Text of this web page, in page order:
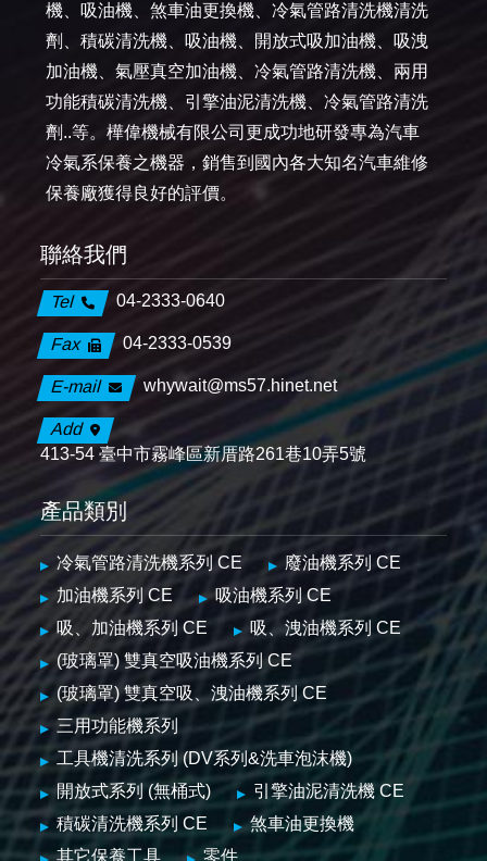
機、吸油機、煞車油更換機、冷氣管路清洗機清洗
劑、積碳清洗機、吸油機、開放式吸加油機、吸洩
加油機、氣壓真空加油機、冷氣管路清洗機、兩用
功能積碳清洗機、引擎油泥清洗機、冷氣管路清洗
劑..等。樺偉機械有限公司更成功地研發專為汽車
冷氣系保養之機器，銷售到國內各大知名汽車維修
保養廠獲得良好的評價。
聯絡我們
Tel 04-2333-0640
Fax 04-2333-0539
E-mail whywait@ms57.hinet.net
Add
413-54 臺中市霧峰區新厝路261巷10弄5號
產品類別
冷氣管路清洗機系列 CE
廢油機系列 CE
加油機系列 CE
吸油機系列 CE
吸、加油機系列 CE
吸、洩油機系列 CE
(玻璃罩) 雙真空吸油機系列 CE
(玻璃罩) 雙真空吸、洩油機系列 CE
三用功能機系列
工具機清洗系列 (DV系列&洗車泡沫機)
開放式系列 (無桶式)
引擎油泥清洗機 CE
積碳清洗機系列 CE
煞車油更換機
其它保養工具
零件